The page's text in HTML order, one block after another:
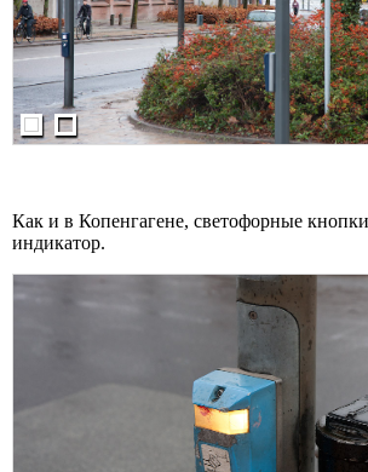
Как и в Копенгагене, светофорные
индикатор.